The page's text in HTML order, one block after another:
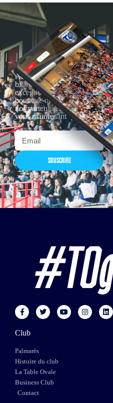
Actualités, nouveautés,
billetterie, remises
exceptionnelles dans la
boutique officielles & chez
nos partenaires… Inscrivez-
vous maintenant
SOUSCRIRE
Club
Palmarès
Histoire du club
La Table Ovale
Business Club
Contact